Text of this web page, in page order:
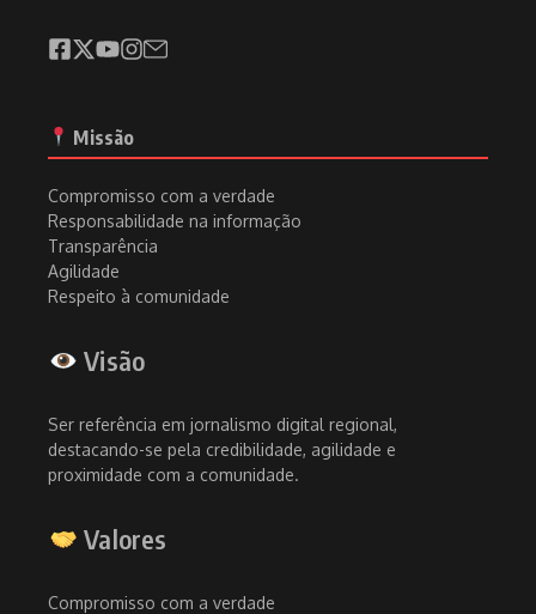
Missão
Compromisso com a verdade
Responsabilidade na informação
Transparência
Agilidade
Respeito à comunidade
Visão
Ser referência em jornalismo digital regional,
destacando-se pela credibilidade, agilidade e
proximidade com a comunidade.
Valores
Compromisso com a verdade